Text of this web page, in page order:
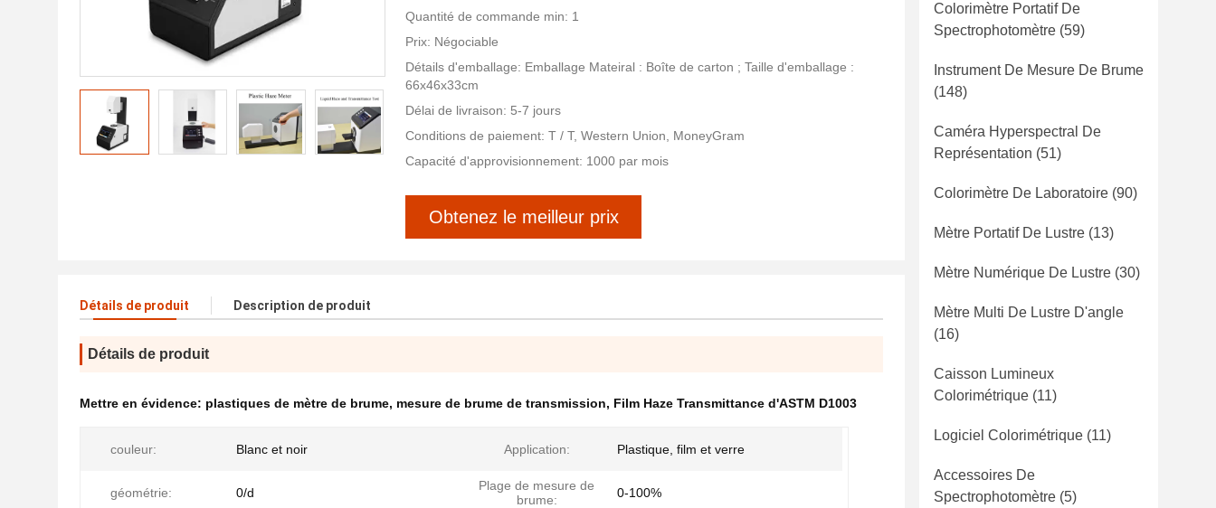
Quantité de commande min: 1
Prix: Négociable
Détails d'emballage: Emballage Mateiral : Boîte de carton ; Taille d'emballage :
66x46x33cm
Délai de livraison: 5-7 jours
Conditions de paiement: T / T, Western Union, MoneyGram
Capacité d'approvisionnement: 1000 par mois
Obtenez le meilleur prix
Détails de produit Description de produit
Détails de produit
Mettre en évidence: plastiques de mètre de brume, mesure de brume de transmission, Film Haze Transmittance d'ASTM D1003
couleur: Blanc et noir Application: Plastique, film et verre
géométrie: 0/d
Plage de mesure de
brume:
0-100%
Colorimètre Portatif De
Spectrophotomètre (59)
Instrument De Mesure De Brume
(148)
Caméra Hyperspectral De
Représentation (51)
Colorimètre De Laboratoire (90)
Mètre Portatif De Lustre (13)
Mètre Numérique De Lustre (30)
Mètre Multi De Lustre D'angle
(16)
Caisson Lumineux
Colorimétrique (11)
Logiciel Colorimétrique (11)
Accessoires De
Spectrophotomètre (5)